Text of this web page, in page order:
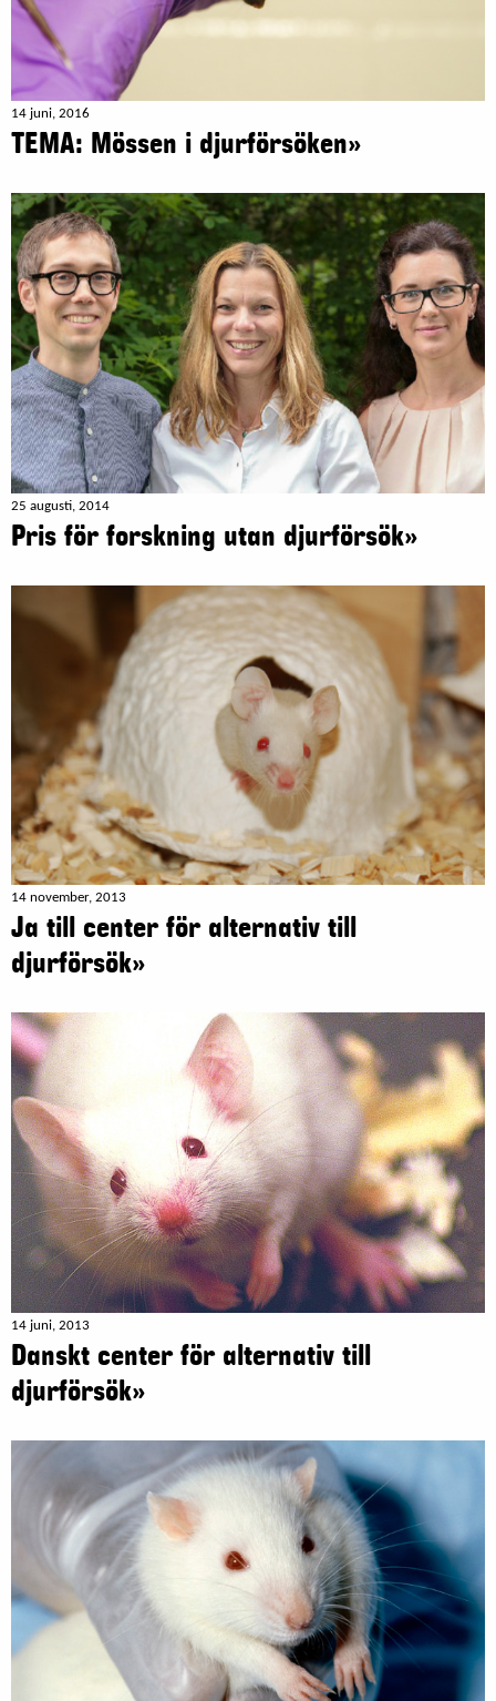
14 juni, 2016
TEMA: Mössen i djurförsöken»
25 augusti, 2014
Pris för forskning utan djurförsök»
14 november, 2013
Ja till center för alternativ till
djurförsök»
14 juni, 2013
Danskt center för alternativ till
djurförsök»